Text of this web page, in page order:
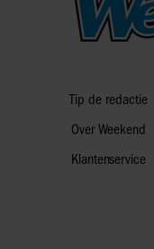
Tip de redactie
Over Weekend
Klantenservice